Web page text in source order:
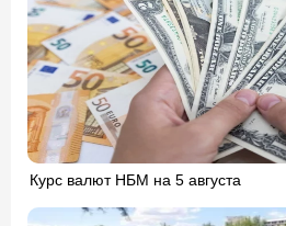
Курс валют НБМ на 5 августа